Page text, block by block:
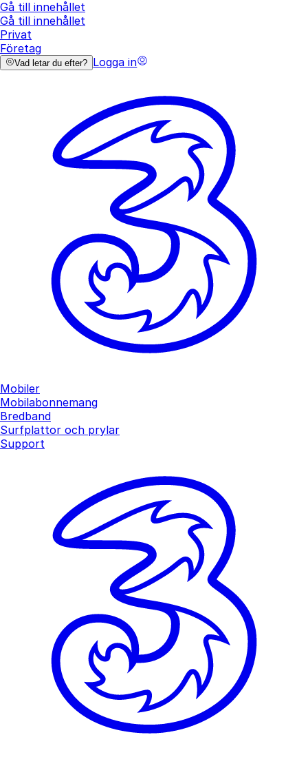
Gå till innehållet
Gå till innehållet
Privat
Företag
Vad letar du efter? Logga in
Mobiler
Mobilabonnemang
Bredband
Surfplattor och prylar
Support